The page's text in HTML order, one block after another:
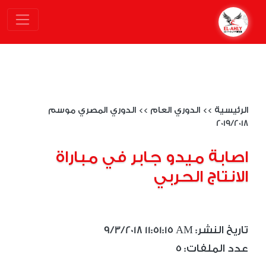
الرئيسية >> الدوري العام >> الدوري المصري موسم
2019/2018
اصابة ميدو جابر في مباراة
الانتاج الحربي
9/3/2018 11:51:15 AM :تاريخ النشر
5 :عدد الملفات